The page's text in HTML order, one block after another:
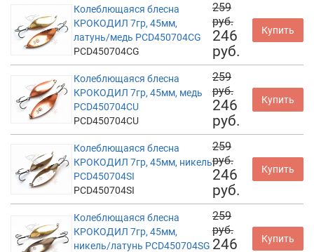
Колеблющаяся блесна
КРОКОДИЛ 7гр, 45мм,
латунь/медь PCD450704CG
PCD450704CG
259
руб.
246
руб.
Купить
Колеблющаяся блесна
КРОКОДИЛ 7гр, 45мм, медь
PCD450704CU
PCD450704CU
259
руб.
246
руб.
Купить
Колеблющаяся блесна
КРОКОДИЛ 7гр, 45мм, никель
PCD450704SI
PCD450704SI
259
руб.
246
руб.
Купить
Колеблющаяся блесна
КРОКОДИЛ 7гр, 45мм,
никель/латунь PCD450704SG
259
руб.
246
Купить